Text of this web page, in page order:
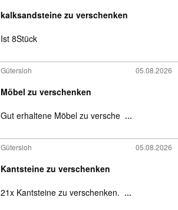
kalksandsteine zu verschenken
Ist 8Stück
Gütersloh 05.08.2026
Möbel zu verschenken
Gut erhaltene Möbel zu versche ...
Gütersloh 05.08.2026
Kantsteine zu verschenken
21x Kantsteine zu verschenken. ...